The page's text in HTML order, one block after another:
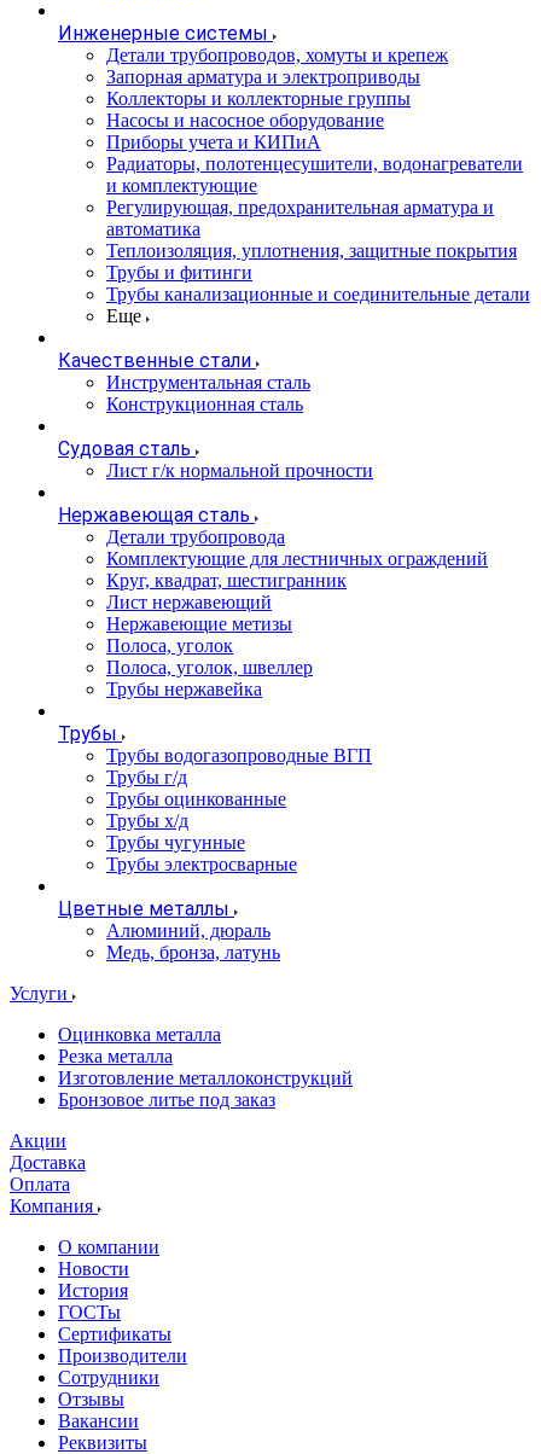
Инженерные системы
Детали трубопроводов, хомуты и крепеж
Запорная арматура и электроприводы
Коллекторы и коллекторные группы
Насосы и насосное оборудование
Приборы учета и КИПиА
Радиаторы, полотенцесушители, водонагреватели
и комплектующие
Регулирующая, предохранительная арматура и
автоматика
Теплоизоляция, уплотнения, защитные покрытия
Трубы и фитинги
Трубы канализационные и соединительные детали
Еще
Качественные стали
Инструментальная сталь
Конструкционная сталь
Судовая сталь
Лист г/к нормальной прочности
Нержавеющая сталь
Детали трубопровода
Комплектующие для лестничных ограждений
Круг, квадрат, шестигранник
Лист нержавеющий
Нержавеющие метизы
Полоса, уголок
Полоса, уголок, швеллер
Трубы нержавейка
Трубы
Трубы водогазопроводные ВГП
Трубы г/д
Трубы оцинкованные
Трубы х/д
Трубы чугунные
Трубы электросварные
Цветные металлы
Алюминий, дюраль
Медь, бронза, латунь
Услуги
Оцинковка металла
Резка металла
Изготовление металлоконструкций
Бронзовое литье под заказ
Акции
Доставка
Оплата
Компания
О компании
Новости
История
ГОСТы
Сертификаты
Производители
Сотрудники
Отзывы
Вакансии
Реквизиты